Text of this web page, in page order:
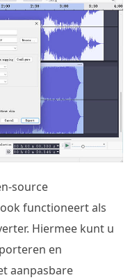
source
functioneert als
Hiermee kunt u
en
aanpasbare